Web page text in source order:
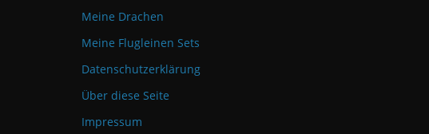
Meine Drachen
Meine Flugleinen Sets
Datenschutzerklärung
Über diese Seite
Impressum